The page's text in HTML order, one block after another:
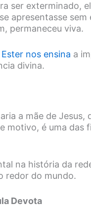
ser exterminado,
apresentasse
permaneceu viva.
Ester nos ensina a
divina.
a mãe de Jesus,
motivo, é uma das
na história da
redor do mundo.
Devota